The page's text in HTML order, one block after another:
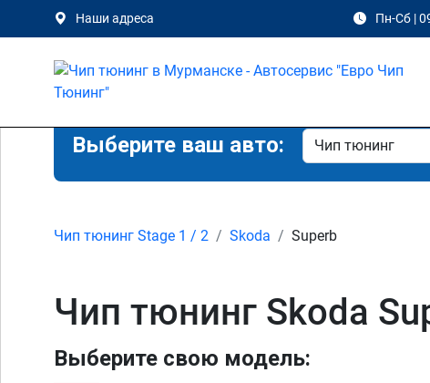
Наши адреса Пн-Сб |
Выберите ваш авто:
Чип тюнинг Stage 1 / 2 Skoda Superb
Чип тюнинг Skoda
Выберите свою модель: